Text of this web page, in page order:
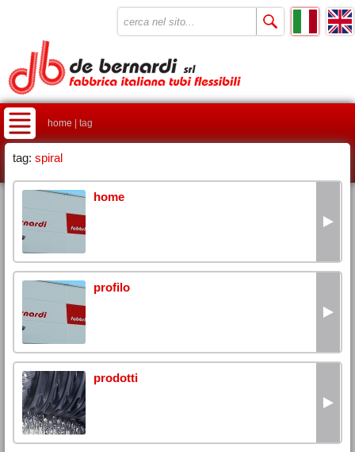
home | tag
tag: spiral
home
profilo
prodotti